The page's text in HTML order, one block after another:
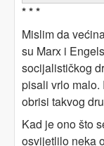
* * *
Mislim da
su Marx i
socijalističkog
pisali vrlo malo.
obrisi takvog
Kad je ono što
osvijetlilo neka